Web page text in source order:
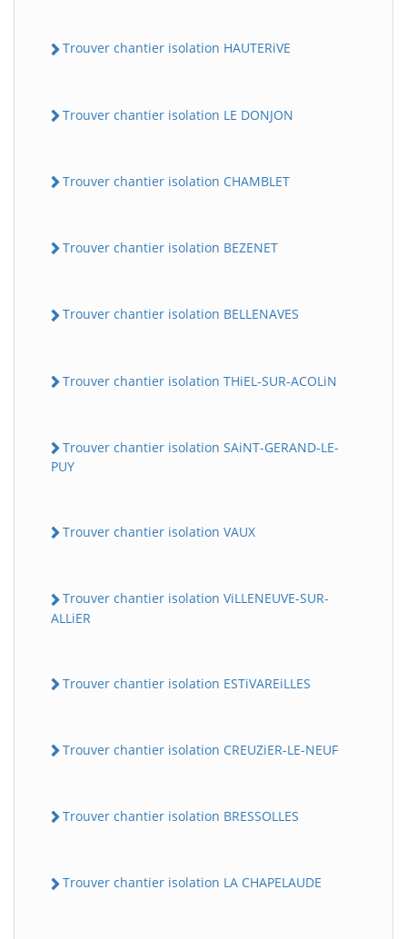
Trouver chantier isolation HAUTERiVE
Trouver chantier isolation LE DONJON
Trouver chantier isolation CHAMBLET
Trouver chantier isolation BEZENET
Trouver chantier isolation BELLENAVES
Trouver chantier isolation THiEL-SUR-ACOLiN
Trouver chantier isolation SAiNT-GERAND-LE-
PUY
Trouver chantier isolation VAUX
Trouver chantier isolation ViLLENEUVE-SUR-
ALLiER
Trouver chantier isolation ESTiVAREiLLES
Trouver chantier isolation CREUZiER-LE-NEUF
Trouver chantier isolation BRESSOLLES
Trouver chantier isolation LA CHAPELAUDE